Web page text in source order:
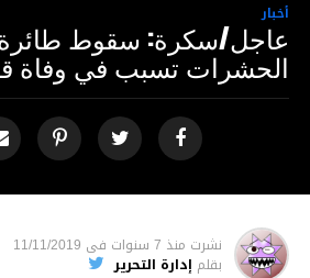
أخبار
عاجل/سكرة: سقوط طائرة
الحشرات تسبب في وفاة
نشرت منذ 7 سنوات فى 11/11/2019
بقلم إدارة التحرير